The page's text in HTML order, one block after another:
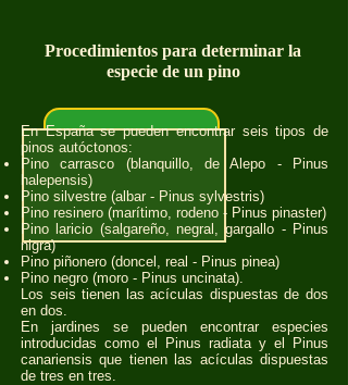
Procedimientos para determinar la
especie de un pino
En España se pueden encontrar seis tipos de
pinos autóctonos:
Pino carrasco (blanquillo, de Alepo - Pinus
halepensis)
Pino silvestre (albar - Pinus sylvestris)
Pino resinero (marítimo, rodeno - Pinus pinaster)
Pino laricio (salgareño, negral, gargallo - Pinus
nigra)
Pino piñonero (doncel, real - Pinus pinea)
Pino negro (moro - Pinus uncinata).
Los seis tienen las acículas dispuestas de dos
en dos.
En jardines se pueden encontrar especies
introducidas como el Pinus radiata y el Pinus
canariensis que tienen las acículas dispuestas
de tres en tres.